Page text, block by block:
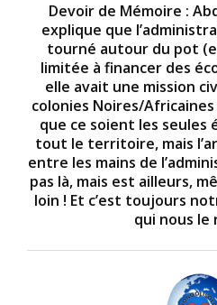
Devoir de Mémoire :
explique que
tourné autour du pot
limitée à financer des
elle avait une mission
colonies Noires/
que ce soient les seules
tout le territoire, mais
entre les mains de
pas là, mais est ailleurs,
loin ! Et c’est toujours
qui nous le